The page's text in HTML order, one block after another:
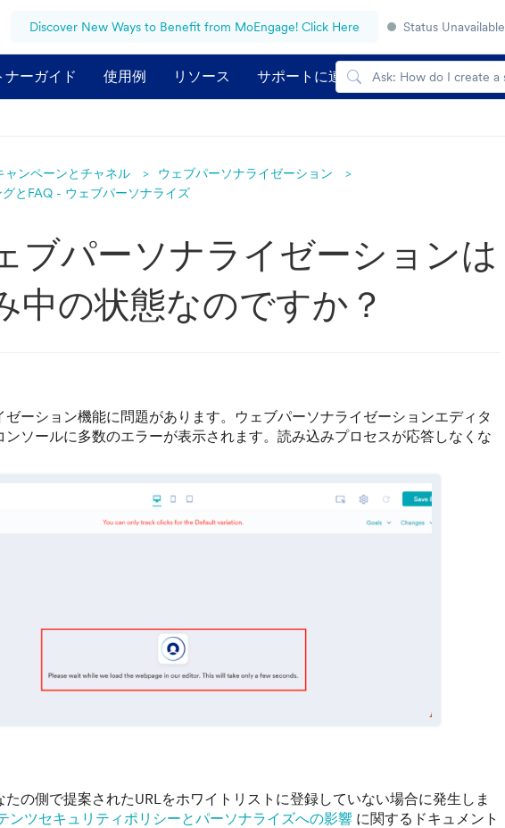
Discover New Ways to Benefit from MoEngage! Click Here Status Unavailable
ナーガイド 使用例 リソース サポートに連絡する
ャンペーンとチャネル
ウェブパーソナライゼーション
とFAQ - ウェブパーソナライズ
ブパーソナライゼーションは
中の状態なのですか？
ーション機能に問題があります。ウェブパーソナライゼーションエディタ
ンソールに多数のエラーが表示されます。読み込みプロセスが応答しなくな
の側で提案されたURLをホワイトリストに登録していない場合に発生しま
ンツセキュリティポリシーとパーソナライズへの影響 に関するドキュメント